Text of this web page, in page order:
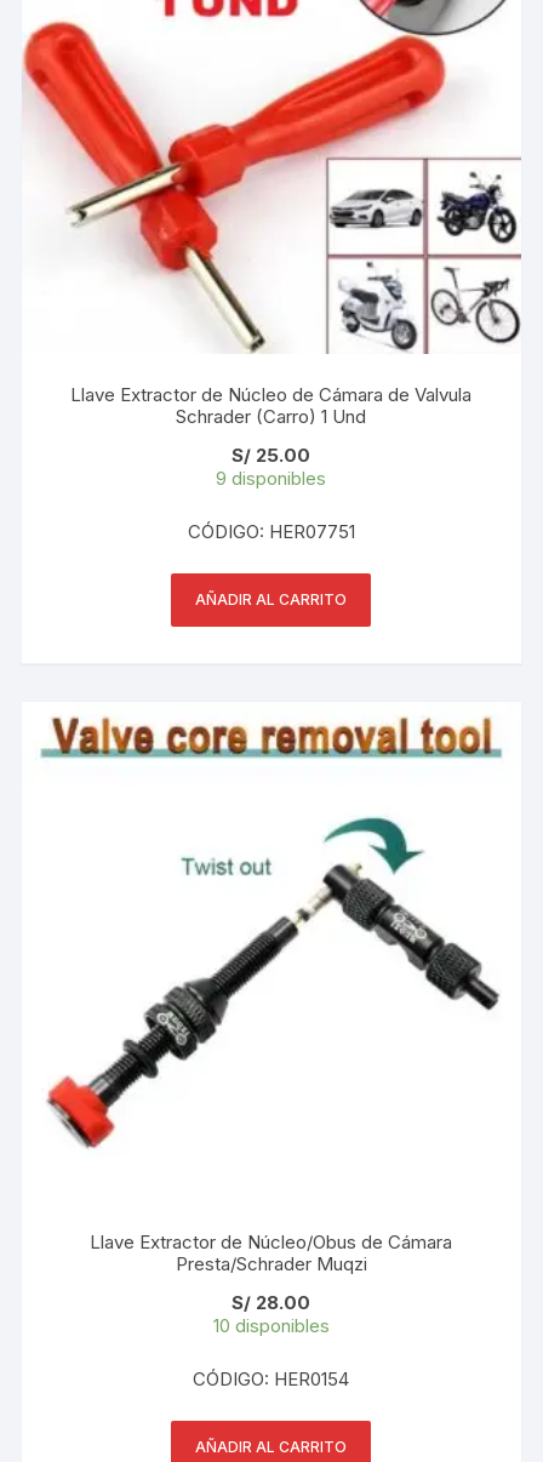
Llave Extractor de Núcleo de Cámara de Valvula
Schrader (Carro) 1 Und
S/ 25.00
9 disponibles
CÓDIGO: HER07751
AÑADIR AL CARRITO
Llave Extractor de Núcleo/Obus de Cámara
Presta/Schrader Muqzi
S/ 28.00
10 disponibles
CÓDIGO: HER0154
AÑADIR AL CARRITO